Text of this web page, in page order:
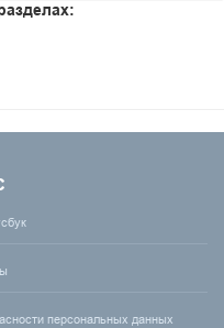
персональных данных